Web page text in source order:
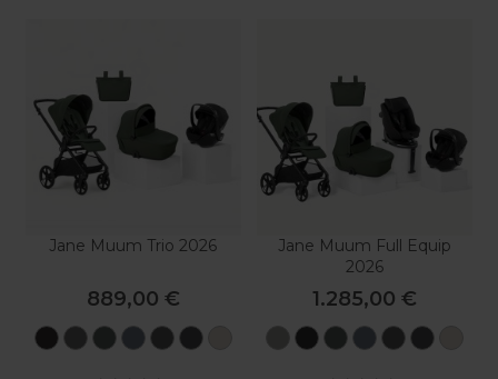
Jane Muum Trio 2026
889,00 €
MattMarsU78U79U82U81
U88
Jane Muum Full Equip
2026
1.285,00 €
MarsMattU78U79U82